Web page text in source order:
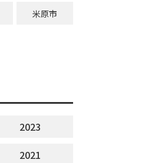
米原市
2023
2021